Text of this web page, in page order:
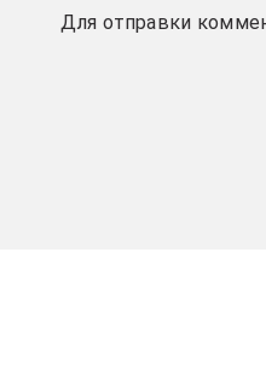
Для отправки